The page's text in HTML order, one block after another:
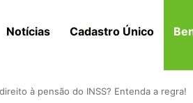
Notícias Cadastro Único
à pensão do INSS? Entenda a regra!